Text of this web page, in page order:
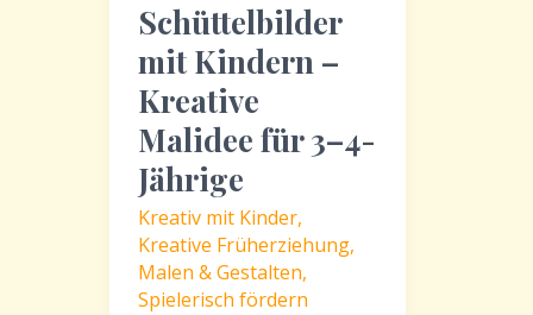
Schüttelbilder
mit Kindern –
Kreative
Malidee für 3–4-
Jährige
Kreativ mit Kinder,
Kreative Früherziehung,
Malen & Gestalten,
Spielerisch fördern